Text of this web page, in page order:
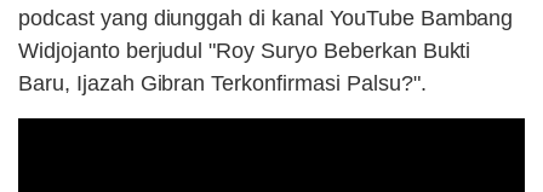
podcast yang diunggah di kanal YouTube Bambang
Widjojanto berjudul "Roy Suryo Beberkan Bukti
Baru, Ijazah Gibran Terkonfirmasi Palsu?".